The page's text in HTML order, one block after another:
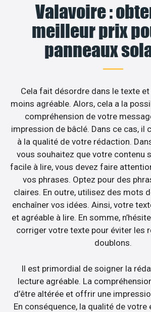
Valavoire :
meilleur prix
panneaux
Cela fait désordre dans le texte
moins agréable. Alors, cela a la
compréhension de votre
impression de bâclé. Dans ce cas, il
à la qualité de votre rédaction.
vous souhaitez que votre contenu
facile à lire, vous devez faire
vos phrases. Optez pour des
claires. En outre, utilisez des mots
enchaîner vos idées. Ainsi, votre
et agréable à lire. En somme,
corriger votre texte pour éviter les
doublons.
Il est primordial de soigner la
lecture agréable. La
d’être altérée et offrir une
En conséquence, la qualité de